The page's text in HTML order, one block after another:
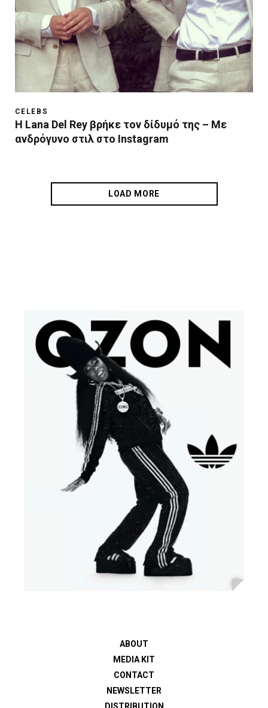
CELEBS
Η Lana Del Rey βρήκε τον δίδυμό της – Με
ανδρόγυνο στιλ στο Instagram
LOAD MORE
ABOUT
MEDIA KIT
CONTACT
NEWSLETTER